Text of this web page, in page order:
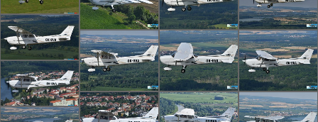
Nevyhnutne
nutné
súbory
cookies
Sú to
základné
súbory
cookies,
ktoré